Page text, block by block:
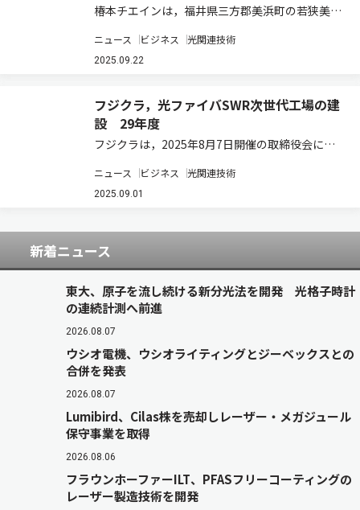
椿本チエインは，福井県三方郡美浜町の若狭美浜
工場「福井美浜工場」を建設し，9月10日に竣工
式を執り行なった（ニュースリリース）。 この工
ニュース ビジネス 光関連技術
2025.09.22
フジクラ，光ファイバSWR次世代工場の建
設 29年度
フジクラは，2025年8月7日開催の取締役会にお
したと発表した（ニュースリリース）。 同社は，
生成AIの普及・拡大に伴うデータセンタ市場を中
ニュース ビジネス 光関連技術
2025.09.01
新着ニュース
東大、原子を流し続ける新分光法を開発 光格子時計
の連続計測へ前進
2026.08.07
ウシオ電機、ウシオライティングとジーベックスとの
合併を発表
2026.08.07
Lumibird、Cilas株を売却しレーザー・メガジュール
保守事業を取得
2026.08.06
フラウンホーファーILT、PFASフリーコーティングの
レーザー製造技術を開発